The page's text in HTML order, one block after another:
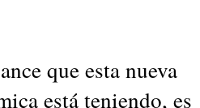
que esta nueva
está teniendo, es